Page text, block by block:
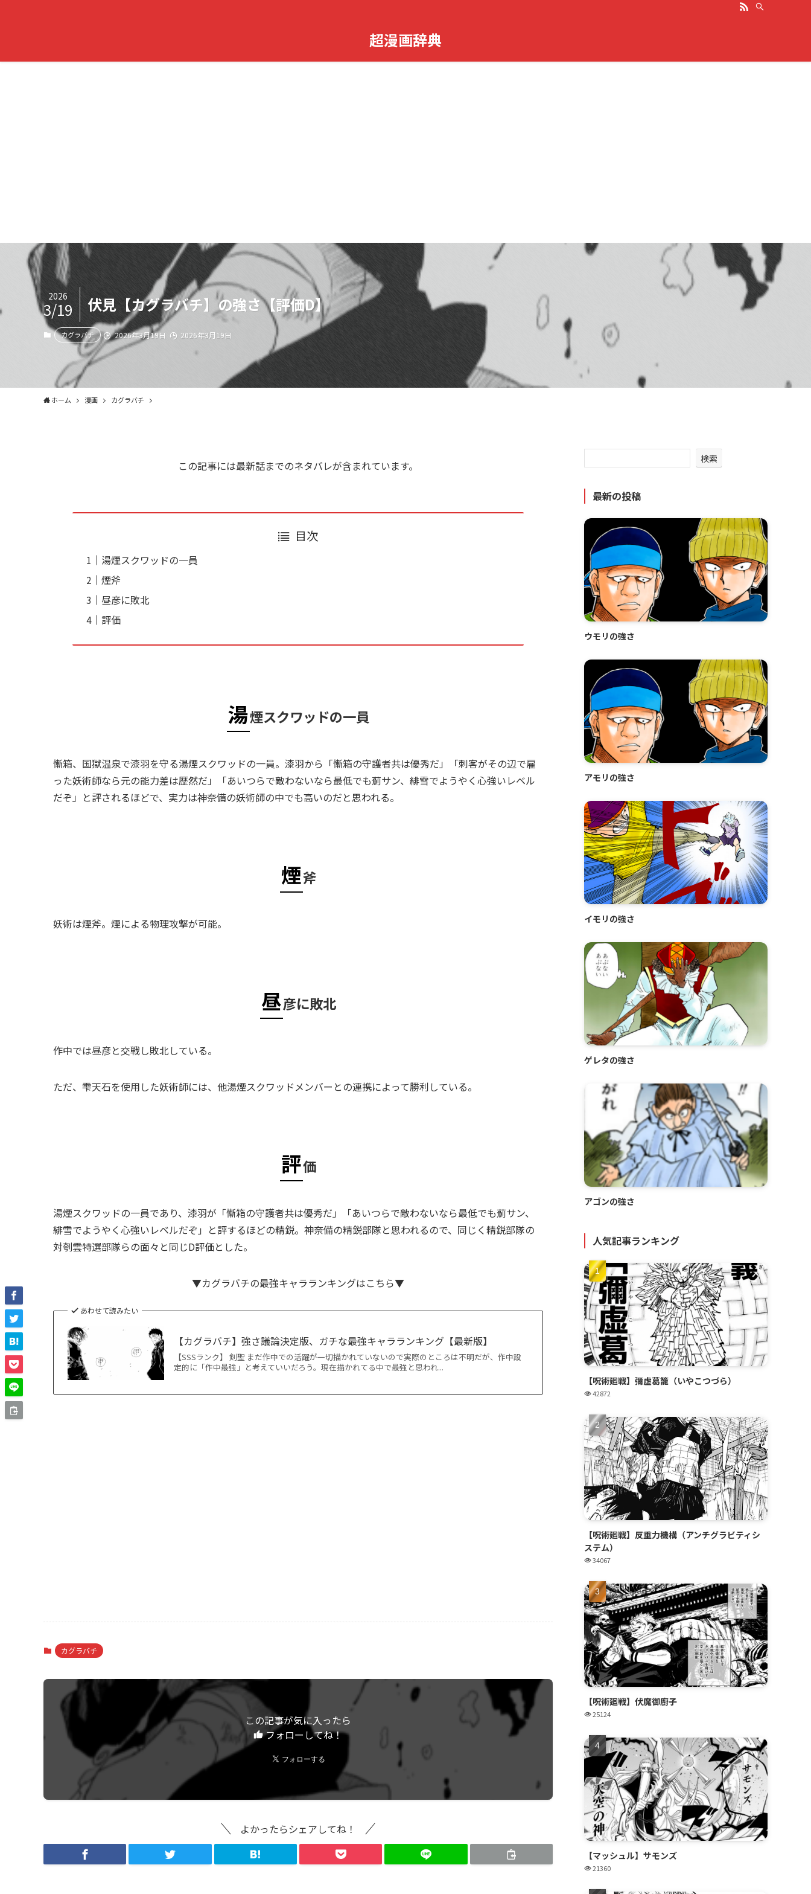
超漫画辞典
伏見【カグラバチ】の強さ【評価D】
2026
3/19
カグラバチ 2026年3月19日 2026年3月19日
ホーム 漫画 カグラバチ
この記事には最新話までのネタバレが含まれています。
目次
湯煙スクワッドの一員
煙斧
昼彦に敗北
評価
湯煙スクワッドの一員
慚箱、国獄温泉で漆羽を守る湯煙スクワッドの一員。漆羽から「慚箱の守護者共は優秀だ」「刺客がその辺で雇
った妖術師なら元の能力差は歴然だ」「あいつらで敵わないなら最低でも薊サン、緋雪でようやく心強いレベル
だぞ」と評されるほどで、実力は神奈備の妖術師の中でも高いのだと思われる。
煙斧
妖術は煙斧。煙による物理攻撃が可能。
昼彦に敗北
作中では昼彦と交戦し敗北している。
ただ、雫天石を使用した妖術師には、他湯煙スクワッドメンバーとの連携によって勝利している。
評価
湯煙スクワッドの一員であり、漆羽が「慚箱の守護者共は優秀だ」「あいつらで敵わないなら最低でも薊サン、
緋雪でようやく心強いレベルだぞ」と評するほどの精鋭。神奈備の精鋭部隊と思われるので、同じく精鋭部隊の
対刳雲特選部隊らの面々と同じD評価とした。
▼カグラバチの最強キャラランキングはこちら▼
あわせて読みたい
【カグラバチ】強さ議論決定版、ガチな最強キャラランキング【最新版】
【SSSランク】 剣聖 まだ作中での活躍が一切描かれていないので実際のところは不明だが、作中設
定的に「作中最強」と考えていいだろう。現在描かれてる中で最強と思われ...
カグラバチ
この記事が気に入ったら
フォローしてね！
よかったらシェアしてね！
検索
最新の投稿
ウモリの強さ
アモリの強さ
イモリの強さ
ゲレタの強さ
アゴンの強さ
人気記事ランキング
【呪術廻戦】彌虚葛籠（いやこつづら）
42872
【呪術廻戦】反重力機構（アンチグラビティシ
ステム）
34067
【呪術廻戦】伏魔御廚子
25124
【マッシュル】サモンズ
21360